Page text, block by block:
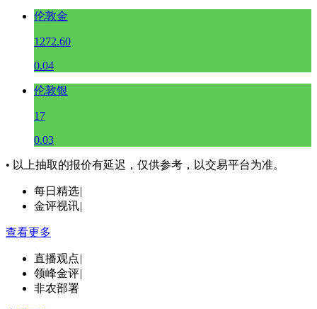
伦敦金
1272.60
0.04
伦敦银
17
0.03
• 以上抽取的报价有延迟，仅供参考，以交易平台为准。
每日精选|
金评视讯|
查看更多
直播观点|
领峰金评|
非农部署